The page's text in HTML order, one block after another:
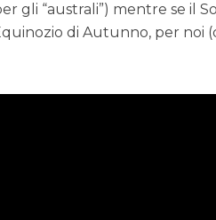
gli “australi”) mentre se il
di Autunno, per noi